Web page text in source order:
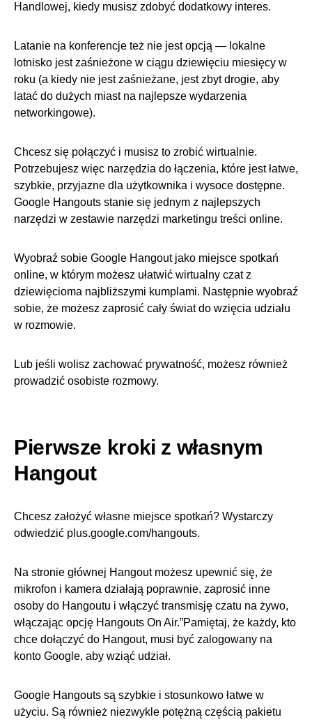
Handlowej, kiedy musisz zdobyć dodatkowy interes.
Latanie na konferencje też nie jest opcją — lokalne
lotnisko jest zaśnieżone w ciągu dziewięciu miesięcy w
roku (a kiedy nie jest zaśnieżane, jest zbyt drogie, aby
latać do dużych miast na najlepsze wydarzenia
networkingowe).
Chcesz się połączyć i musisz to zrobić wirtualnie.
Potrzebujesz więc narzędzia do łączenia, które jest łatwe,
szybkie, przyjazne dla użytkownika i wysoce dostępne.
Google Hangouts stanie się jednym z najlepszych
narzędzi w zestawie narzędzi marketingu treści online.
Wyobraź sobie Google Hangout jako miejsce spotkań
online, w którym możesz ułatwić wirtualny czat z
dziewięcioma najbliższymi kumplami. Następnie wyobraź
sobie, że możesz zaprosić cały świat do wzięcia udziału
w rozmowie.
Lub jeśli wolisz zachować prywatność, możesz również
prowadzić osobiste rozmowy.
Pierwsze kroki z własnym
Hangout
Chcesz założyć własne miejsce spotkań? Wystarczy
odwiedzić plus.google.com/hangouts.
Na stronie głównej Hangout możesz upewnić się, że
mikrofon i kamera działają poprawnie, zaprosić inne
osoby do Hangoutu i włączyć transmisję czatu na żywo,
włączając opcję Hangouts On Air.”Pamiętaj, że każdy, kto
chce dołączyć do Hangout, musi być zalogowany na
konto Google, aby wziąć udział.
Google Hangouts są szybkie i stosunkowo łatwe w
użyciu. Są również niezwykle potężną częścią pakietu